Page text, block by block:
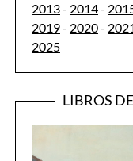
2013- 2014-
2019- 2020-
2025
LIBROS